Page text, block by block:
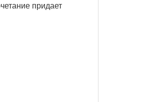
придает